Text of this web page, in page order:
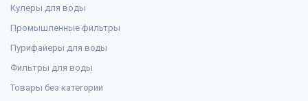
Кулеры для воды
Промышленные фильтры
Пурифайеры для воды
Фильтры для воды
Товары без категории